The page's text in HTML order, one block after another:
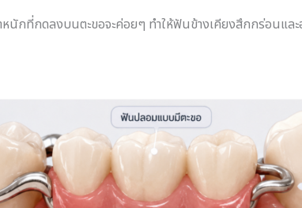
กที่กดลงบนตะขอจะค่อยๆ ทำให้ฟันข้างเคียงสึกกร่อนและ